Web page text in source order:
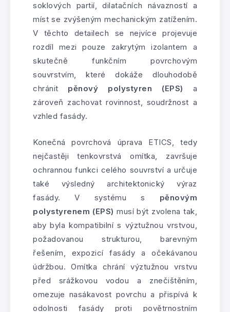
soklových partií, dilatačních návazností a
míst se zvýšeným mechanickým zatížením.
V těchto detailech se nejvíce projevuje
rozdíl mezi pouze zakrytým izolantem a
skutečně funkčním povrchovým
souvrstvím, které dokáže dlouhodobě
chránit pěnový polystyren (EPS) a
zároveň zachovat rovinnost, soudržnost a
vzhled fasády.
Konečná povrchová úprava ETICS, tedy
nejčastěji tenkovrstvá omítka, završuje
ochrannou funkci celého souvrství a určuje
také výsledný architektonický výraz
fasády. V systému s pěnovým
polystyrenem (EPS) musí být zvolena tak,
aby byla kompatibilní s výztužnou vrstvou,
požadovanou strukturou, barevným
řešením, expozicí fasády a očekávanou
údržbou. Omítka chrání výztužnou vrstvu
před srážkovou vodou a znečištěním,
omezuje nasákavost povrchu a přispívá k
odolnosti fasády proti povětrnostním